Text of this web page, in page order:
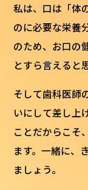
私は、口は「体
のに必要な栄養
のため、お口の
とすら言えると
そして歯科医師
いにして差し上
ことだからこそ
ます。一緒に、
ましょう。